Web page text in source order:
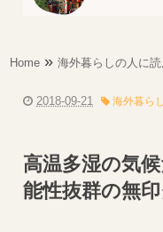
Home »海外暮らしの人に
2018-09-21 海外暮ら
高温多湿の気
能性抜群の無